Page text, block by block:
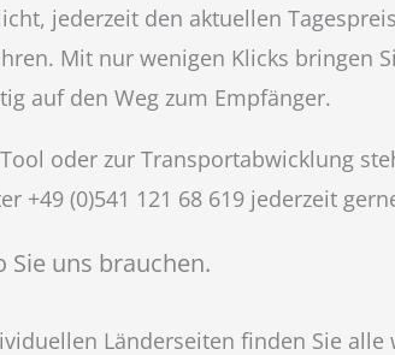
jederzeit den aktuellen
Mit nur wenigen Klicks bringen
auf den Weg zum Empfänger.
oder zur Transportabwicklung
+49 (0)541 121 68 619 jederzeit
Sie uns brauchen.
Länderseiten finden Sie alle